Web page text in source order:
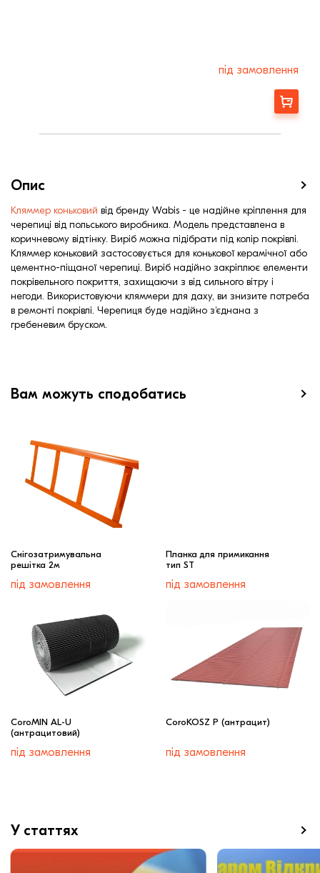
під замовлення
Замовити
Опис
Кляммер коньковий від бренду Wabis - це надійне кріплення для
черепиці від польського виробника. Модель представлена в
коричневому відтінку. Виріб можна підібрати під колір покрівлі.
Кляммер коньковий застосовується для конькової керамічної або
цементно-піщаної черепиці. Виріб надійно закріплює елементи
покрівельного покриття, захищаючи з від сильного вітру і
негоди. Використовуючи кляммери для даху, ви знизите потреба
в ремонті покрівлі. Черепиця буде надійно з'єднана з
гребеневим бруском.
Вам можуть сподобатись
Снігозатримувальна
решітка 2м
під замовлення
Планка для примикання
тип ST
під замовлення
CoroMIN AL-U
(антрацитовий)
під замовлення
CoroKOSZ P (антрацит)
під замовлення
У статтях